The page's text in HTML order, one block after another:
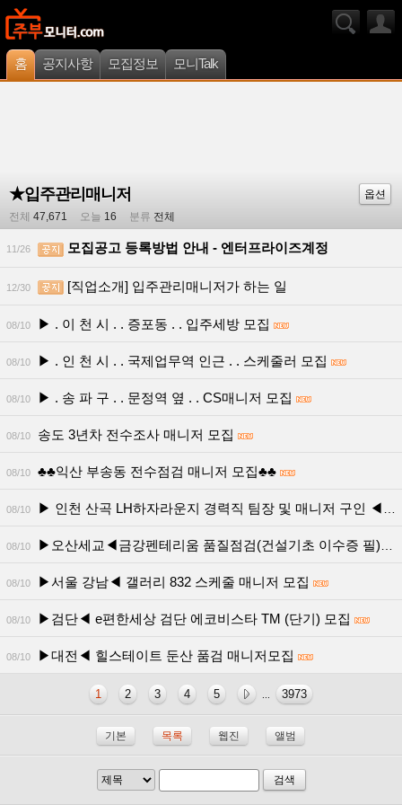
홈 공지사항 모집정보 모니Talk
★입주관리매니저
옵션
전체 47,671 오늘 16 분류 전체
11/26 모집공고 등록방법 안내 - 엔터프라이즈계정
12/30 [직업소개] 입주관리매니저가 하는 일
08/10 ▶ . 이 천 시 . . 증포동 . . 입주세방 모집
08/10 ▶ . 인 천 시 . . 국제업무역 인근 . . 스케줄러 모집
08/10 ▶ . 송 파 구 . . 문정역 옆 . . CS매니저 모집
08/10 송도 3년차 전수조사 매니저 모집
08/10 ♣♣익산 부송동 전수점검 매니저 모집♣♣
08/10 ▶ 인천 산곡 LH하자라운지 경력직 팀장 및 매니저 구인 ◀
08/10 ▶오산세교◀금강펜테리움 품질점검(건설기초 이수증 필)
08/10 ▶서울 강남◀ 갤러리 832 스케줄 매니저 모집
08/10 ▶검단◀ e편한세상 검단 에코비스타 TM (단기) 모집
08/10 ▶대전◀ 힐스테이트 둔산 품검 매니저모집
1 2 3 4 5 3973
기본 목록 웹진 앨범
검색